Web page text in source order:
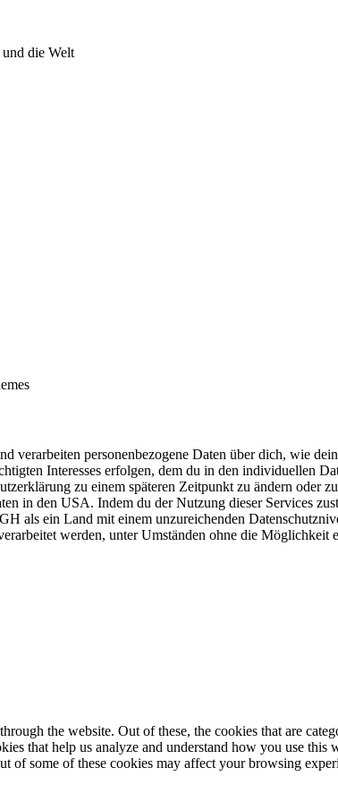
die Welt
verarbeiten personenbezogene Daten über dich, wie
Interesses erfolgen, dem du in den individuellen
zu einem späteren Zeitpunkt zu ändern oder
in den USA. Indem du der Nutzung dieser Services
ein Land mit einem unzureichenden
werden, unter Umständen ohne die Möglichkeit
the website. Out of these, the cookies that are
that help us analyze and understand how you use
of some of these cookies may affect your browsing